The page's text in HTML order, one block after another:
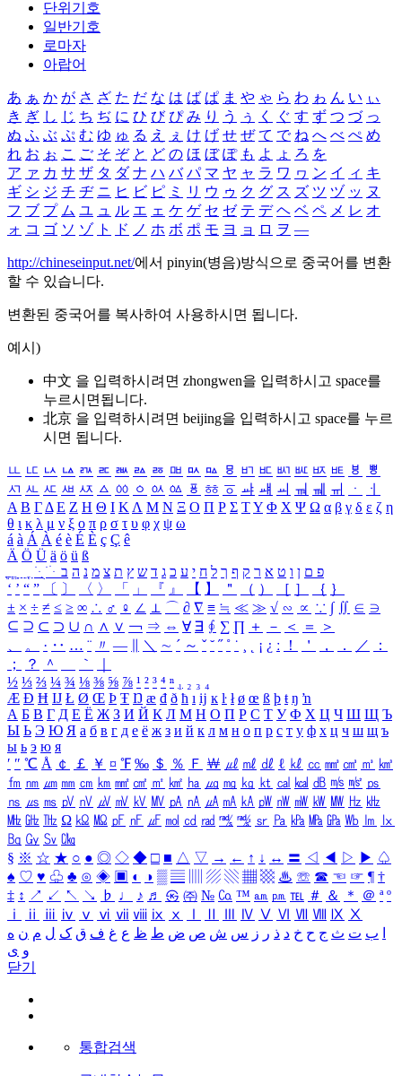
단위기호
일반기호
로마자
아랍어
あ ぁ か が さ ざ た だ な は ば ぱ ま や ゃ ら わ ゎ ん い ぃ
き ぎ し じ ち ぢ に ひ び ぴ み り う ぅ く ぐ す ず つ づ っ
ぬ ふ ぶ ぷ む ゆ ゅ る え ぇ け げ せ ぜ て で ね へ べ ぺ め
れ お ぉ こ ご そ ぞ と ど の ほ ぼ ぽ も よ ょ ろ を
ア ァ カ サ ザ タ ダ ナ ハ バ パ マ ヤ ャ ラ ワ ヮ ン イ ィ キ
ギ シ ジ チ ヂ ニ ヒ ビ ピ ミ リ ウ ゥ ク グ ス ズ ツ ヅ ッ ヌ
フ ブ プ ム ユ ュ ル エ ェ ケ ゲ セ ゼ テ デ ヘ ベ ペ メ レ オ
ォ コ ゴ ソ ゾ ト ド ノ ホ ボ ポ モ ヨ ョ ロ ヲ ―
http://chineseinput.net/에서 pinyin(병음)방식으로 중국어를 변환
할 수 있습니다.
변환된 중국어를 복사하여 사용하시면 됩니다.
예시)
中文 을 입력하시려면 zhongwen을 입력하시고 space를
누르시면됩니다.
北京 을 입력하시려면 beijing을 입력하시고 space를 누르
시면 됩니다.
ㅥ ㅦ ㅧ ㅨ ㅩ ㅪ ㅫ ㅬ ㅭ ㅮ ㅯ ㅰ ㅱ ㅲ ㅳ ㅴ ㅵ ㅶ ㅷ ㅸ
ㅹ
ㅺ ㅻ ㅼ ㅽ ㅾ ㅿ ㆀ ㆁ ㆂ ㆃ ㆄ ㆅ ㆆ ㆇ ㆈ ㆉ ㆊ ㆋ ㆌ ㆍ
ㆎ
Α Β ΓΔ Ε Ζ Η Θ Ι ΚΛ Μ Ν Ξ Ο Π Ρ Σ ΤΥ Φ Χ Ψ Ω α β γ δ ε ζ η
θ ι κ λ μ ν ξ ο π ρ σ τ υ φ χ ψ ω
á à Á À é è É È ç Ç ê
Ä Ö Ü ä ö ü ß
ִֶֹ ֻּ ׁׂ פ ם ן ו ט א ר ק ף ך ל ח י ע כ ג ד ש ץ ת צ מ נ ה ב
‘ ’ “ ” 〔 〕 〈 〉 「 」 『 』 【 】 ＂ （ ） ［ ］ ｛ ｝
± × ÷ ≠ ≤ ≥ ∞ ∴ ♂ ♀ ∠ ⊥ ⌒ ∂ ∇ ≡ ≒ ≪ ≫ √ ∽ ∝ ∵ ∫ ∬ ∈ ∋
⊆ ⊇ ⊂ ⊃ ∪ ∩ ∧ ∨ ￢ ⇒ ⇔ ∀ ∃ ∮ ∑ ∏ ＋ － ＜ ＝
＞
、
。 · ‥ … ¨ 〃 ― ＼ ∼ ´ ～ ˇ ˘ ˝ ˚ ˙ ¸ ¡ ¿ ː ！ ＇ ， ． ／
：
；
？ ＾ ｀
½ ⅓ ⅔ ¼ ¾ ⅛ ⅜ ⅝ ⅞ ¹ ² ³ ⁴ ⁿ ₁ ₂ ₃ ₄
Æ Ð Ħ Ĳ Ł Ø Œ Þ Ŧ Ŋ æ đ ð ħ ı ĳ ĸ ŀ ł ø œ ß þ ŧ ŋ ŉ
А Б В Г Д Е Ё Ж З И Й К Л М Н О П Р С Т У Ф Х Ц Ч Ш Щ Ъ
Ы Ь Э Ю Я а б в г д е ё ж з и й к л м н о п р с т у ф х ц ч ш щ ъ
ы ь э ю я
′ ″ ℃ Å ￠ ￡ ￥ ¤ ℉ ‰ ＄ ％ Ｆ ￦ ㎕ ㎖ ㎗ ℓ ㎘ ㏄ ㎣ ㎤ ㎥ ㎦
㎙ ㎚ ㎛ ㎜ ㎝ ㎞ ㎟ ㎠ ㎡ ㎢ ㏊ ㎍ ㎎ ㎏ ㏏ ㎈ ㎉ ㏈ ㎧ ㎨ ㎰
㎱ ㎲ ㎳ ㎴ ㎵ ㎶ ㎷ ㎸ ㎹ ㎀ ㎁ ㎂ ㎃ ㎄ ㎺ ㎻ ㎽ ㎾ ㎿ ㎐ ㎑
㎒ ㎓ ㎔ Ω ㏀ ㏁ ㎊ ㎋ ㎌ ㏖ ㏅ ㎭ ㎮ ㎯ ㏛ ㎩ ㎪ ㎫ ㎬ ㏝ ㏐
㏓
㏃ ㏉ ㏜ ㏆
§ ※ ☆ ★ ○ ● ◎ ◇ ◆ □ ■ △ ▽ → ← ↑ ↓ ↔ 〓 ◁ ◀ ▷ ▶ ♤
♠ ♡ ♥ ♧ ♣ ⊙ ◈ ▣ ◐ ◑ ▒ ▤ ▨ ▧ ▦ ▩ ♨ ☏ ☎ ☜ ☞ ¶ †
‡ ↕ ↗ ↙ ↖ ↘ ♭ ♩ ♪ ♬ ㉿ ㈜ № ㏇ ™ ㏂ ㏘ ℡ ＃ ＆ ＊ ＠ ª º
ⅰ
ⅱ ⅲ ⅳ ⅴ ⅵ ⅶ ⅷ ⅸ ⅹ Ⅳ Ⅴ Ⅵ Ⅶ Ⅷ Ⅸ Ⅹ
ب ت ث ج ح خ د ذ ر ز س ش ص ض ط ظ ع غ ف ق ک ل م ن ه
و ی
닫기
통합검색